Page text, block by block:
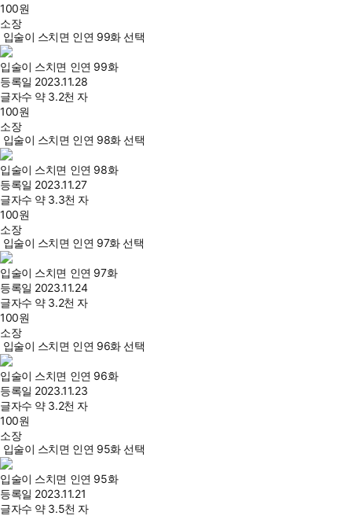
100원
소장
입술이 스치면 인연 99화 선택
입술이 스치면 인연 99화
등록일 2023.11.28
글자수 약 3.2천 자
100원
소장
입술이 스치면 인연 98화 선택
입술이 스치면 인연 98화
등록일 2023.11.27
글자수 약 3.3천 자
100원
소장
입술이 스치면 인연 97화 선택
입술이 스치면 인연 97화
등록일 2023.11.24
글자수 약 3.2천 자
100원
소장
입술이 스치면 인연 96화 선택
입술이 스치면 인연 96화
등록일 2023.11.23
글자수 약 3.2천 자
100원
소장
입술이 스치면 인연 95화 선택
입술이 스치면 인연 95화
등록일 2023.11.21
글자수 약 3.5천 자